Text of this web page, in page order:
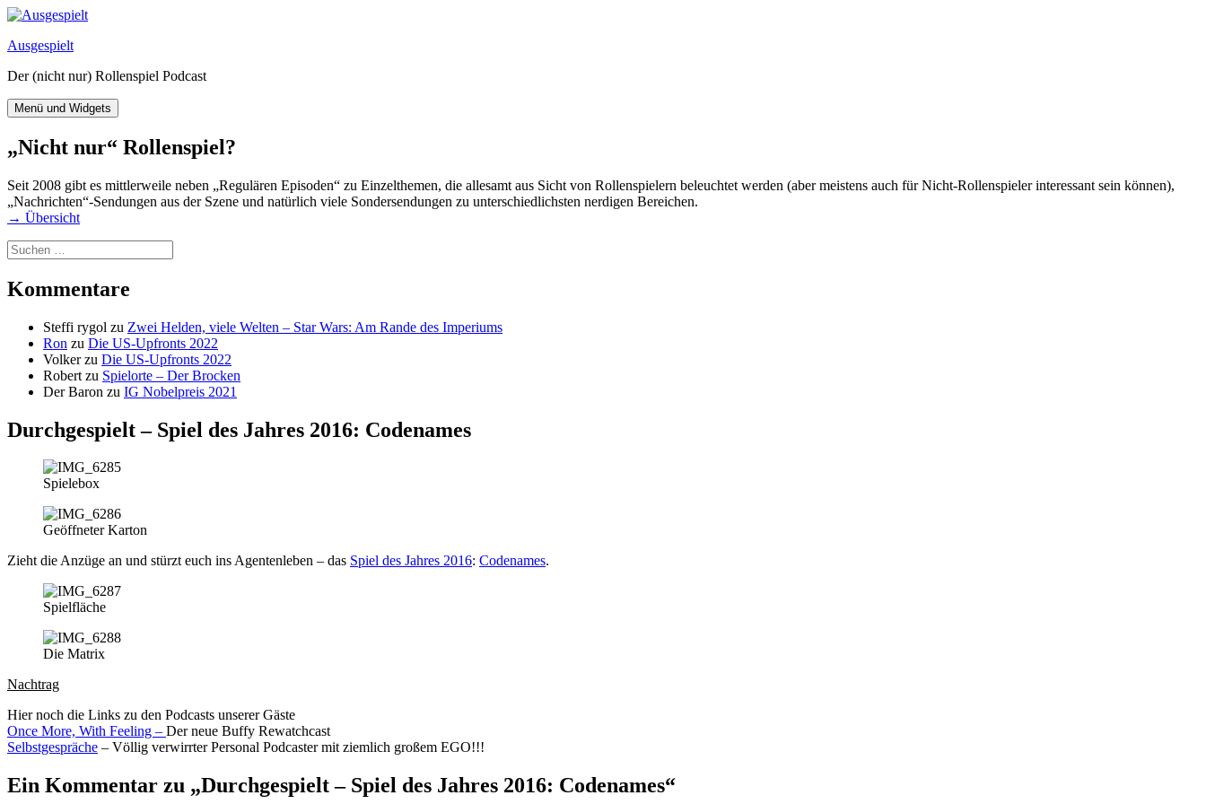
Zum
springen
Ausgespielt
Der (nicht nur) Rollenspiel Podcast
Menü und Widgets
„Nicht nur“ Rollenspiel?
Seit 2008 gibt es mittlerweile neben „Regulären Episoden“ zu Einzelthemen, die allesamt aus Sicht von Rollenspielern beleuchtet werden (aber meistens auch für Nicht-Rollenspieler interessant sein können),
„Nachrichten“-Sendungen aus der Szene und natürlich viele Sondersendungen zu unterschiedlichsten nerdigen Bereichen.
→ Übersicht
Suchen
nach:
Kommentare
Steffi rygol zu Zwei Helden, viele Welten – Star Wars: Am Rande des Imperiums
Ron zu Die US-Upfronts 2022
Volkerzu Die US-Upfronts 2022
Robert zu Spielorte – Der Brocken
Der Baron zu IG Nobelpreis 2021
Durchgespielt – Spiel des Jahres 2016: Codenames
Spielebox
Geöffneter Karton
Zieht die Anzüge an und stürzt euch ins Agentenleben – das Spiel des Jahres 2016: Codenames.
Spielfläche
Die Matrix
Nachtrag
Hier noch die Links zu den Podcasts unserer Gäste
Once More, With Feeling – Der neue Buffy Rewatchcast
Selbstgespräche – Völlig verwirrter Personal Podcaster mit ziemlich großem EGO!!!
Ein Kommentar zu „Durchgespielt – Spiel des Jahres 2016: Codenames“